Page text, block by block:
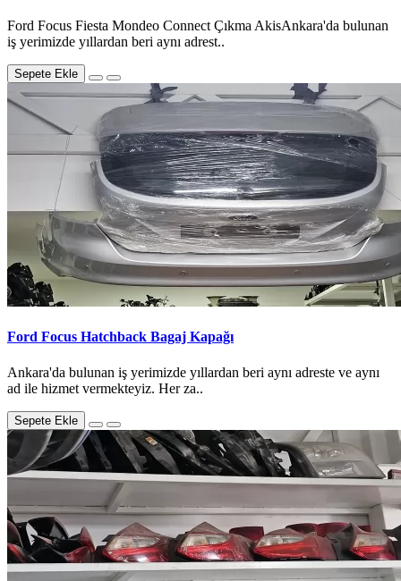
Ford Focus Fiesta Mondeo Connect Çıkma AkisAnkara'da bulunan
iş yerimizde yıllardan beri aynı adrest..
Sepete Ekle
Ford Focus Hatchback Bagaj Kapağı
Ankara'da bulunan iş yerimizde yıllardan beri aynı adreste ve aynı
ad ile hizmet vermekteyiz. Her za..
Sepete Ekle